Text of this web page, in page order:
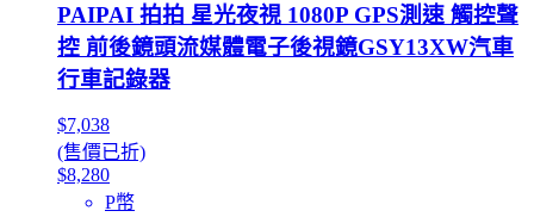
PAIPAI 拍拍 星光夜視 1080P GPS測速 觸控聲
控 前後鏡頭流媒體電子後視鏡GSY13XW汽車
行車記錄器
$7,038
(售價已折)
$8,280
P幣